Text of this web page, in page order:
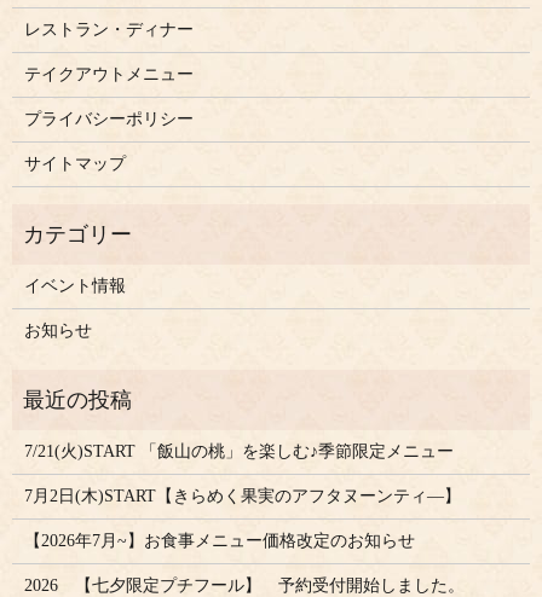
レストラン・ディナー
テイクアウトメニュー
プライバシーポリシー
サイトマップ
イベント情報
お知らせ
7/21(火)START 「飯山の桃」を楽しむ♪季節限定メニュー
7月2日(木)START【きらめく果実のアフタヌーンティ―】
【2026年7月~】お食事メニュー価格改定のお知らせ
2026 【七夕限定プチフール】 予約受付開始しました。